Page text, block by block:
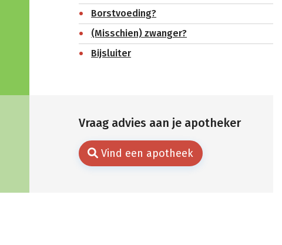
Vraag advies aan je apotheker
Vind een apotheek
Borstvoeding?
(Misschien) zwanger?
Bijsluiter